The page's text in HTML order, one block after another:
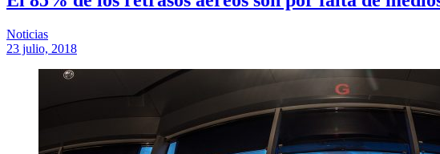
Noticias
23 julio, 2018